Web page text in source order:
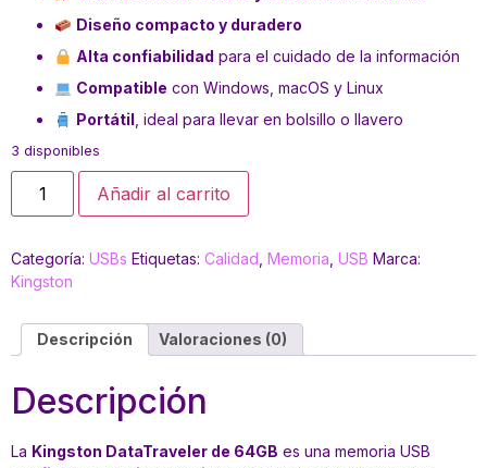
Diseño compacto y duradero
Alta confiabilidad para el cuidado de la información
Compatible con Windows, macOS y Linux
Portátil , ideal para llevar en bolsillo o llavero
3 disponibles
Añadir al carrito
Categoría: USBs Etiquetas: Calidad Memoria USB Marca:
Kingston
Descripción Valoraciones (0)
Descripción
La Kingston DataTraveler de 64GB es una memoria USB